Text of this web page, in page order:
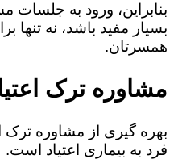
بنابراین، ورود به جلسات
بسیار مفید باشد، نه تنها
همسرتان.
مشاوره ترک
بهره گیری از مشاوره ترک
فرد به بیماری اعتیاد است.